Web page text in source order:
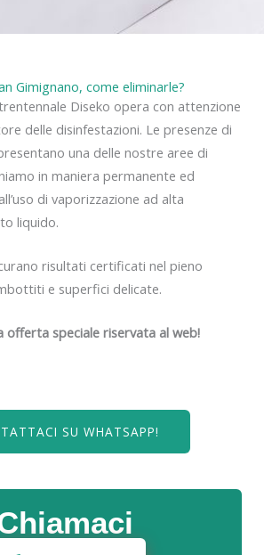
Gimignano, come eliminarle?
trentennale Diseko opera con attenzione
delle disinfestazioni. Le presenze di
una delle nostre aree di
in maniera permanente ed
di vaporizzazione ad alta
liquido.
risultati certificati nel pieno
e superfici delicate.
offerta speciale riservata al web!
SU WHATSAPP!